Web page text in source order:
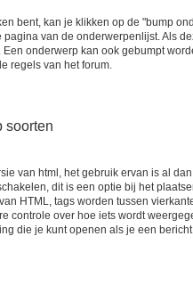
bent, kan je klikken op de "bump
van de onderwerpenlijst. Als
onderwerp kan ook gebumpt
regels van het forum.
soorten
van html, het gebruik ervan is al
dit is een optie bij het
HTML, tags worden tussen
controle over hoe iets wordt
die je kunt openen als je een